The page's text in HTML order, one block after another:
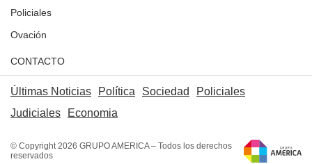
Policiales
Ovación
CONTACTO
Últimas Noticias Política Sociedad
Policiales
Judiciales
Economia
© Copyright 2026 GRUPO AMERICA – Todos los derechos
reservados